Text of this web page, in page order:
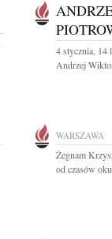
4 stycznia, 14
Andrzej
WARSZAWA
Żegnam
od czasów